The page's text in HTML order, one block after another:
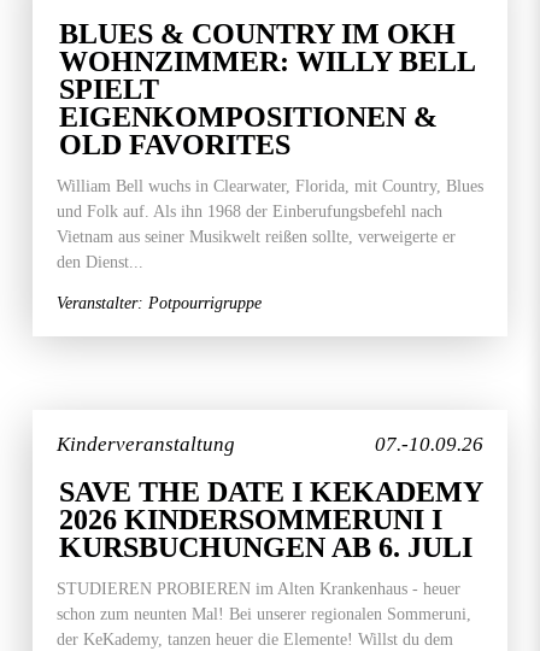
BLUES & COUNTRY IM OKH
WOHNZIMMER: WILLY BELL
SPIELT
EIGENKOMPOSITIONEN &
OLD FAVORITES
William Bell wuchs in Clearwater, Florida, mit Country, Blues
und Folk auf. Als ihn 1968 der Einberufungsbefehl nach
Vietnam aus seiner Musikwelt reißen sollte, verweigerte er
den Dienst...
Veranstalter: Potpourrigruppe
07.-10.09.26
Kinderveranstaltung
SAVE THE DATE I KEKADEMY
2026 KINDERSOMMERUNI I
KURSBUCHUNGEN AB 6. JULI
STUDIEREN PROBIEREN im Alten Krankenhaus - heuer
schon zum neunten Mal! Bei unserer regionalen Sommeruni,
der KeKademy, tanzen heuer die Elemente! Willst du dem